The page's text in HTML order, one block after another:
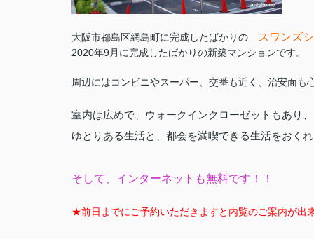
大阪市都島区網島町に完成したばかりの スワンズ
2020年9月に完成したばかりの新築マンションです。
周辺にはコンビニやスーパー、交番も近く、治安面も
室内は広めで、ウォークインクローゼットもあり、
ゆとりある生活と、都会を満喫できる生活をおく
そして、インターネットも無料です！！
★前日までにご予約いただきますと内覧のご案内が出